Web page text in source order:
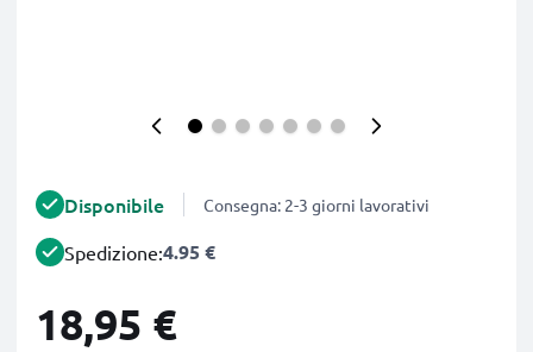
Disponibile Consegna: 2-3 giorni lavorativi
Spedizione:4.95 €
18,95 €